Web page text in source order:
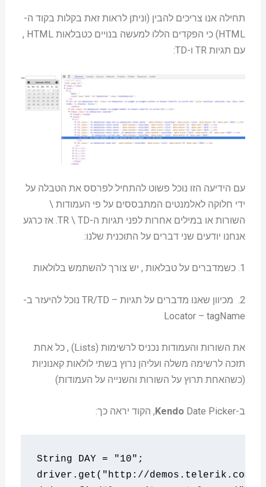
תחילה אנו צריכים להבין (וניתן לראות זאת בקלות בקוד ה-
HTML) כי הפקדים הללו למעשה בנויים כטבלאות HTML ,
עם תגיות TR ו-TD:
עם הידיעה הזו נוכל פשוט להתחיל לפרסס את הטבלה על
ידי חלוקה לאלמנטים המתבססים על פי העמודות \
השורות או במילים אחרות לפני תגיות ה-TR \ TD. אז כרגע
אנחנו יודעים שני דברים על התוכנית שלנו:
1. כשמדברים על טבלאות , יש צורך להשתמש בלולאות
2. מכיוון שאנו מדברים על תגיות – TR/TD נוכל להיעזר ב-
Locator – tagName
את השורות והעמודות נכניס לרשימות (Lists) , כל אחת
תזכה לרשימה משלה ועליהן נרוץ בשתי לולאות קאנוניות
(כשהאחת תרוץ על השורות והשנייה על העמודות)
ב- KendoDate Picker, הקוד יראה כך:
String DAY = "10" ;
driver . get ( "http://demos.telerik.com/